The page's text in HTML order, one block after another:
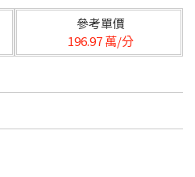
參考單價
196.97 萬/分